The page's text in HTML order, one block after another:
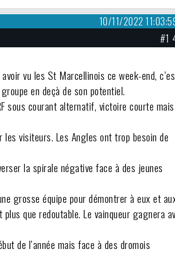
10/11/2022
#1
vu les St Marcellinois ce week-end,
en deçà de son potentiel.
sous courant alternatif, victoire courte mais
visiteurs. Les Angles ont trop besoin de
la spirale négative face à des jeunes
grosse équipe pour démontrer à eux et
que redoutable. Le vainqueur gagnera
de l’année mais face à des dromois